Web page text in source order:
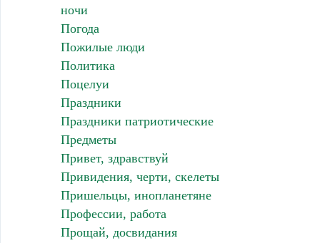
ночи
Погода
Пожилые люди
Политика
Поцелуи
Праздники
Праздники патриотические
Предметы
Привет, здравствуй
Привидения, черти, скелеты
Пришельцы, инопланетяне
Профессии, работа
Прощай, досвидания